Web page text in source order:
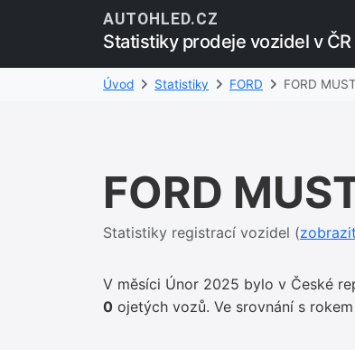
AUTOHLED.CZ
Statistiky prodeje vozidel v ČR
Úvod Statistiky FORD FORD
FORD
Statistiky registrací vozidel (
V měsíci Únor 2025 bylo v České
0 ojetých vozů. Ve srovnání s